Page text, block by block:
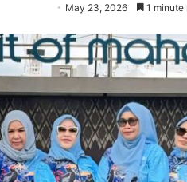
May 23, 2026 1 minute